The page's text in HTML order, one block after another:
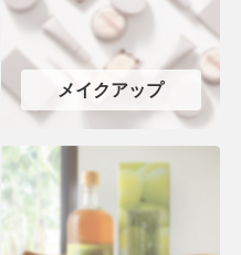
メイクアップ